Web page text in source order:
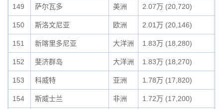
149 萨尔瓦多 美洲 2.07万 (20,720)
150 斯洛文尼亚 欧洲 2.01万 (20,146)
151 新喀里多尼亚 大洋洲 1.83万 (18,280)
152 斐济群岛 大洋洲 1.83万 (18,270)
153 科威特 亚洲 1.78万 (17,820)
154 斯威士兰 非洲 1.72万 (17,200)